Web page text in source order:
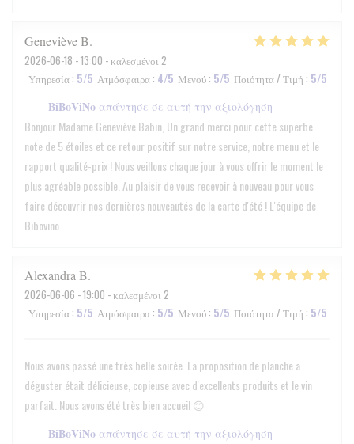
GenevièveB
2026-06-18 - 13:00 - καλεσμένοι 2
Υπηρεσία : 5/5 Ατμόσφαιρα : 4/5 Μενού : 5/5 Ποιότητα / Τιμή : 5/5
BiBoViNo απάντησε σε αυτή την αξιολόγηση
Bonjour Madame Geneviève Babin, Un grand merci pour cette superbe
note de 5 étoiles et ce retour positif sur notre service, notre menu et le
rapport qualité-prix ! Nous veillons chaque jour à vous offrir le moment le
plus agréable possible. Au plaisir de vous recevoir à nouveau pour vous
faire découvrir nos dernières nouveautés de la carte d'été ! L'équipe de
Bibovino
Alexandra B
2026-06-06 - 19:00 - καλεσμένοι 2
Υπηρεσία : 5/5 Ατμόσφαιρα : 5/5 Μενού : 5/5 Ποιότητα / Τιμή : 5/5
Nous avons passé une très belle soirée. La proposition de planche a
déguster était délicieuse, copieuse avec d'excellents produits et le vin
parfait. Nous avons été très bien accueil 😊
BiBoViNo απάντησε σε αυτή την αξιολόγηση